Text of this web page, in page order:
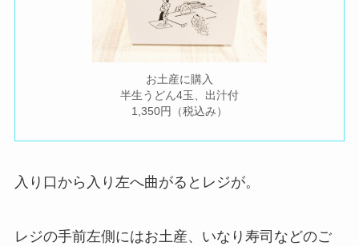
お土産に購入
半生うどん4玉、出汁付
1,350円（税込み）
入り口から入り左へ曲がるとレジが。
レジの手前左側にはお土産、いなり寿司などのご